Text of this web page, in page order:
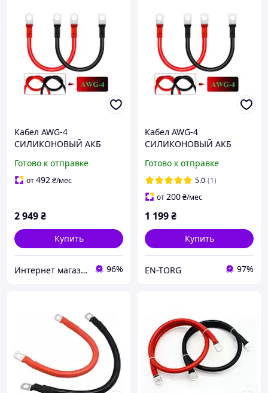
Кабел AWG-4
СИЛИКОНОВЫЙ АКБ
медный 25мм2 с
клеммами М8(медь) 2 шт
Готово к отправке
от492₴/мес
2 949₴
Купить
Интернет магазин GSM-V 96%
Кабел AWG-4
СИЛИКОНОВЫЙ АКБ
медный 25мм2 с
клеммами М8(медь) 2 шт
Готово к отправке
5.0 (1)
от200₴/мес
1 199₴
Купить
EN-TORG 97%